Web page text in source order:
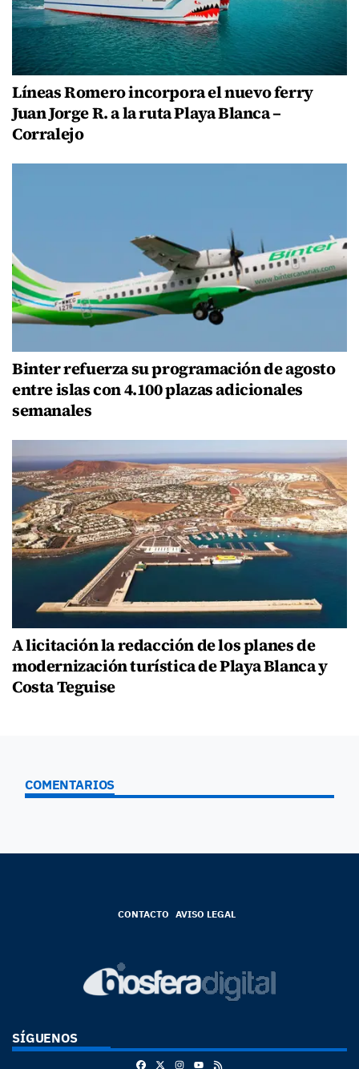
Líneas Romero incorpora el nuevo ferry
Juan Jorge R. a la ruta Playa Blanca –
Corralejo
Binter refuerza su programación de agosto
entre islas con 4.100 plazas adicionales
semanales
A licitación la redacción de los planes de
modernización turística de Playa Blanca y
Costa Teguise
COMENTARIOS
CONTACTO AVISO LEGAL
SÍGUENOS
FacebookInstagram